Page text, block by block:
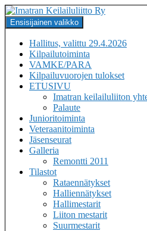
Siirry
sisältöön
Imatran
Haku
Ensisijainen valikko
Hallitus, valittu 29.4.2026
Kilpailutoiminta
VAMKE/PARA
Kilpailuvuorojen tulokset
ETUSIVU
Imatran keilailuliiton
Palaute
Junioritoiminta
Veteraanitoiminta
Jäsenseurat
Galleria
Remontti 2011
Tilastot
Rataennätykset
Halliennätykset
Hallimestarit
Liiton mestarit
Suurmestarit